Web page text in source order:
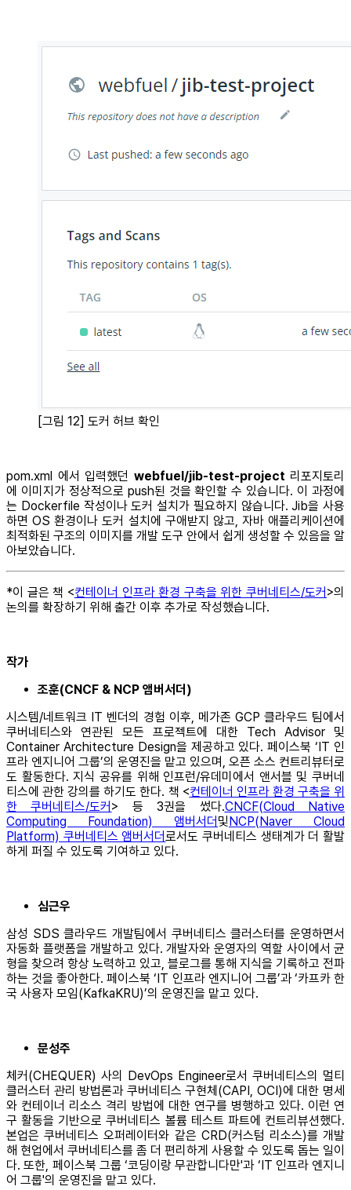
[그림 12] 도커 허브 확인
pom.xml 에서 입력했던 webfuel/jib-test-project 리포지토리
에 이미지가 정상적으로 push된 것을 확인할 수 있습니다. 이 과정에
는 Dockerfile 작성이나 도커 설치가 필요하지 않습니다. Jib을 사용
하면 OS 환경이나 도커 설치에 구애받지 않고, 자바 애플리케이션에
최적화된 구조의 이미지를 개발 도구 안에서 쉽게 생성할 수 있음을 알
아보았습니다.
*이 글은 책 <컨테이너 인프라 환경 구축을 위한 쿠버네티스/도커>의
논의를 확장하기 위해 출간 이후 추가로 작성했습니다.
작가
조훈(CNCF & NCP 앰버서더)
시스템/네트워크 IT 벤더의 경험 이후, 메가존 GCP 클라우드 팀에서
쿠버네티스와 연관된 모든 프로젝트에 대한 Tech Advisor 및
Container Architecture Design을 제공하고 있다. 페이스북 ‘IT 인
프라 엔지니어 그룹’의 운영진을 맡고 있으며, 오픈 소스 컨트리뷰터로
도 활동한다. 지식 공유를 위해 인프런/유데미에서 앤서블 및 쿠버네
티스에 관한 강의를 하기도 한다. 책 <컨테이너 인프라 환경 구축을 위
한 쿠버네티스/도커> 등 3권을 썼다.CNCF(Cloud Native
Computing Foundation) 앰버서더 및NCP(Naver Cloud
Platform) 쿠버네티스 앰버서더 로서도 쿠버네티스 생태계가 더 활발
하게 퍼질 수 있도록 기여하고 있다.
심근우
삼성 SDS 클라우드 개발팀에서 쿠버네티스 클러스터를 운영하면서
자동화 플랫폼을 개발하고 있다. 개발자와 운영자의 역할 사이에서 균
형을 찾으려 항상 노력하고 있고, 블로그를 통해 지식을 기록하고 전파
하는 것을 좋아한다. 페이스북 ‘IT 인프라 엔지니어 그룹’과 ‘카프카 한
국 사용자 모임(KafkaKRU)’의 운영진을 맡고 있다.
문성주
체커(CHEQUER) 사의 DevOps Engineer로서 쿠버네티스의 멀티
클러스터 관리 방법론과 쿠버네티스 구현체(CAPI, OCI)에 대한 명세
와 컨테이너 리소스 격리 방법에 대한 연구를 병행하고 있다. 이런 연
구 활동을 기반으로 쿠버네티스 볼륨 테스트 파트에 컨트리뷰션했다.
본업은 쿠버네티스 오퍼레이터와 같은 CRD(커스텀 리소스)를 개발
해 현업에서 쿠버네티스를 좀 더 편리하게 사용할 수 있도록 돕는 일이
다. 또한, 페이스북 그룹 ‘코딩이랑 무관합니다만'과 ‘IT 인프라 엔지니
어 그룹'의 운영진을 맡고 있다.